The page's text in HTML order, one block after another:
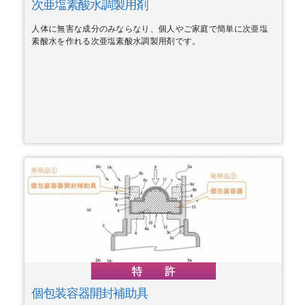
次亜塩素酸水調製用剤
人体に無害な成分のみならなり、個人やご家庭で簡単に次亜塩
素酸水を作れる次亜塩素酸水調製用剤です。
個包装容器開封補助具